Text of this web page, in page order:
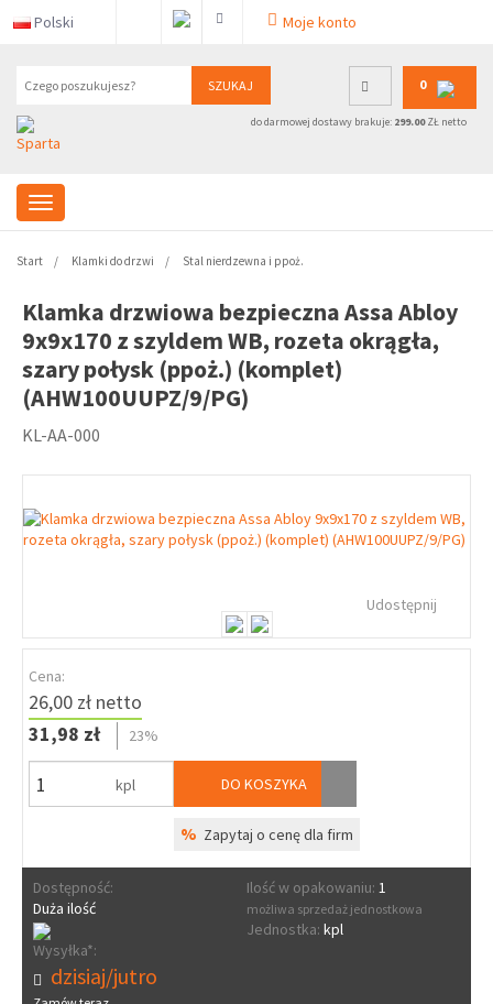
Polski Moje konto
SZUKAJ 0
do darmowej dostawy brakuje: 299.00ZŁ netto
Start Klamki do drzwi Stal nierdzewna i ppoż.
Klamka drzwiowa bezpieczna Assa Abloy
9x9x170 z szyldem WB, rozeta okrągła,
szary połysk (ppoż.) (komplet)
(AHW100UUPZ/9/PG)
KL-AA-000
Udostępnij
Cena:
26,00 zł netto
31,98 zł
23%
kpl DO KOSZYKA
% Zapytaj o cenę dla firm
Dostępność:
Duża ilość
Ilość w opakowaniu: 1
możliwa sprzedaż jednostkowa
Jednostka: kpl
Wysyłka*:
dzisiaj/jutro